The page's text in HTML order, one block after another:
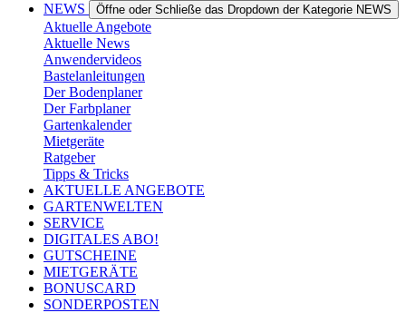
NEWS
Öffne oder Schließe das Dropdown der Kategorie NEWS
Aktuelle Angebote
Aktuelle News
Anwendervideos
Bastelanleitungen
Der Bodenplaner
Der Farbplaner
Gartenkalender
Mietgeräte
Ratgeber
Tipps & Tricks
AKTUELLE ANGEBOTE
GARTENWELTEN
SERVICE
DIGITALES ABO!
GUTSCHEINE
MIETGERÄTE
BONUSCARD
SONDERPOSTEN